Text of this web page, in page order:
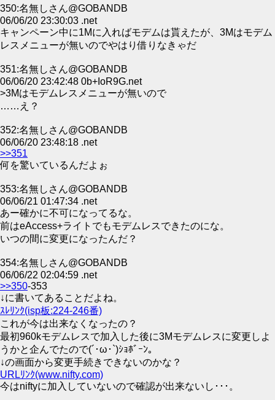
350:名無しさん@GOBANDB
06/06/20 23:30:03 .net
キャンペーン中に1Mに入ればモデムは貰えたが、3Mはモデム
レスメニューが無いのでやはり借りなきゃだ
351:名無しさん@GOBANDB
06/06/20 23:42:48 0b+IoR9G.net
>3Mはモデムレスメニューが無いので
……え？
352:名無しさん@GOBANDB
06/06/20 23:48:18 .net
>>351
何を驚いているんだよぉ
353:名無しさん@GOBANDB
06/06/21 01:47:34 .net
あー確かに不可になってるな。
前はeAccess+ライトでもモデムレスできたのにな。
いつの間に変更になったんだ？
354:名無しさん@GOBANDB
06/06/22 02:04:59 .net
>>350-353
↓に書いてあることだよね。
ｽﾚﾘﾝｸ(isp板:224-246番)
これが今は出来なくなったの？
最初960kモデムレスで加入した後に3Mモデムレスに変更しよ
うかと企んでたので(´･ω･`)ｼｮﾎﾞｰﾝ。
↓の画面から変更手続きできないのかな？
URLﾘﾝｸ(www.nifty.com)
今はniftyに加入していないので確認が出来ないし･･･。